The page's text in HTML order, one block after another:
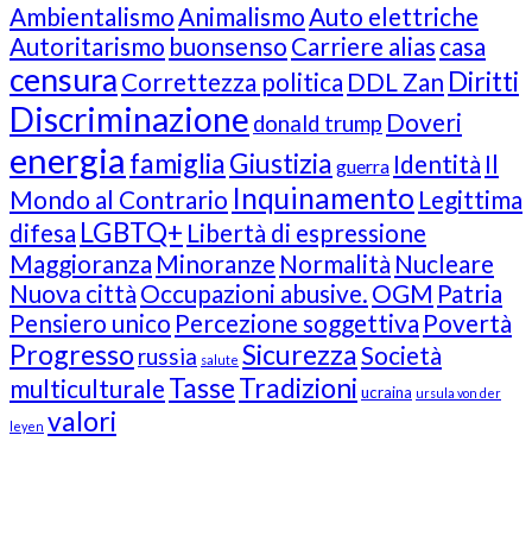
AmbientalismoAnimalismoAuto elettriche
Autoritarismo buonsenso Carriere alias casa
censura Correttezza politica DDL Zan Diritti
Discriminazione donald trump Doveri
energia famigliaGiustizia guerra Identità Il
Mondo al Contrario Inquinamento Legittima
difesa LGBTQ+ Libertà di espressione
Maggioranza Minoranze Normalità Nucleare
Nuova città Occupazioni abusive. OGM Patria
Pensiero unico Percezione soggettiva Povertà
Progresso russia salute SicurezzaSocietà
multiculturale TasseTradizioni ucraina ursula von der
leyen valori